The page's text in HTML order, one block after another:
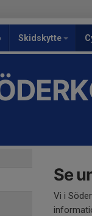
Skidskytte
Se
Vi i